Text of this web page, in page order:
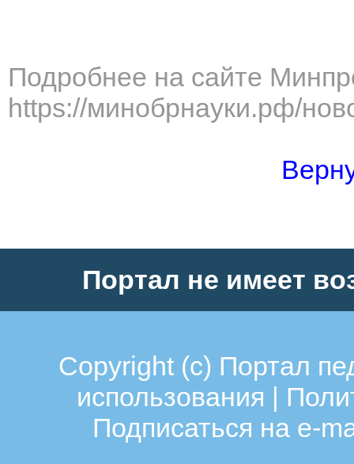
Подробнее на сайте
https://минобрнауки.рф/
Портал не имеет
Copyright (c) Портал
использования |
Подписаться на e-